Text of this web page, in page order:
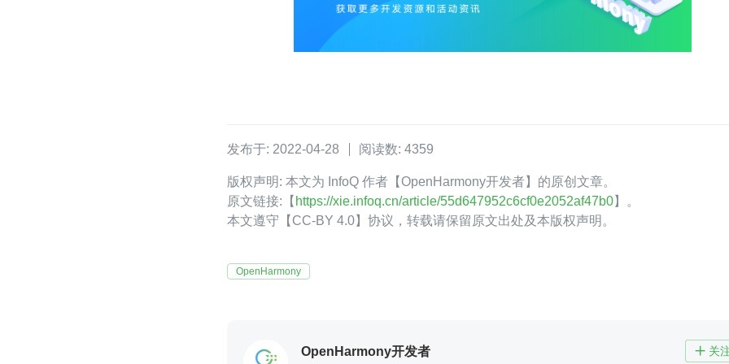
发布于: 2022-04-28 阅读数: 4359
版权声明: 本文为 InfoQ 作者【OpenHarmony开发者】的原创文章。
原文链接:【 https://xie.infoq.cn/article/55d647952c6cf0e2052af47b0】。
本文遵守【CC-BY 4.0】协议，转载请保留原文出处及本版权声明。
OpenHarmony
OpenHarmony开发者  关